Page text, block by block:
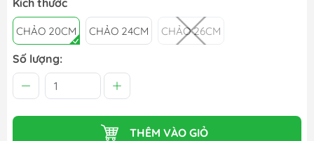
Kích thước
CHẢO 20CM CHẢO 24CM CHẢO 26CM
Số lượng:
THÊM VÀO GIỎ